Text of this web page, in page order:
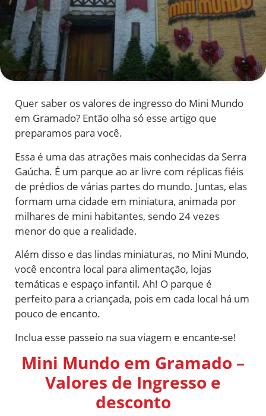
Quer saber os valores de ingresso do Mini Mundo
em Gramado? Então olha só esse artigo que
preparamos para você.
Essa é uma das atrações mais conhecidas da Serra
Gaúcha. É um parque ao ar livre com réplicas fiéis
de prédios de várias partes do mundo. Juntas, elas
formam uma cidade em miniatura, animada por
milhares de mini habitantes, sendo 24 vezes
menor do que a realidade.
Além disso e das lindas miniaturas, no Mini Mundo,
você encontra local para alimentação, lojas
temáticas e espaço infantil. Ah! O parque é
perfeito para a criançada, pois em cada local há um
pouco de encanto.
Inclua esse passeio na sua viagem e encante-se!
Mini Mundo em Gramado –
Valores de Ingresso e
desconto